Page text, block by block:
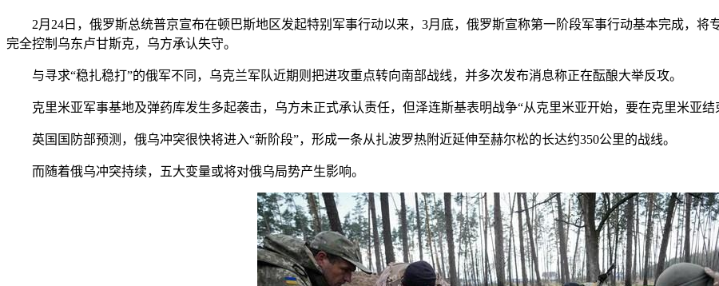
2月24日，俄罗斯总统普京宣布在顿巴斯地区发起特别军事行动以来，3月底，俄罗斯宣称第一阶段军事行动基本完成，将
完全控制乌东卢甘斯克，乌方承认失守。
与寻求“稳扎稳打”的俄军不同，乌克兰军队近期则把进攻重点转向南部战线，并多次发布消息称正在酝酿大举反攻。
克里米亚军事基地及弹药库发生多起袭击，乌方未正式承认责任，但泽连斯基表明战争“从克里米亚开始，要在克里米亚结
英国国防部预测，俄乌冲突很快将进入“新阶段”，形成一条从扎波罗热附近延伸至赫尔松的长达约350公里的战线。
而随着俄乌冲突持续，五大变量或将对俄乌局势产生影响。